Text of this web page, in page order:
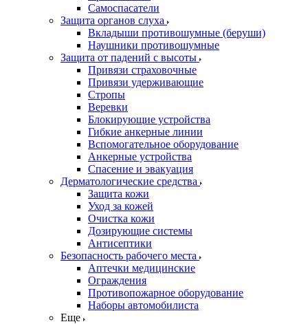
Самоспасатели
Защита органов слуха
Вкладыши противошумные (беруши)
Наушники противошумные
Защита от падений с высоты
Привязи страховочные
Привязи удерживающие
Стропы
Веревки
Блокирующие устройства
Гибкие анкерные линии
Вспомогательное оборудование
Анкерные устройства
Спасение и эвакуация
Дерматологические средства
Защита кожи
Уход за кожей
Очистка кожи
Дозирующие системы
Антисептики
Безопасность рабочего места
Аптечки медицинские
Ограждения
Противопожарное оборудование
Наборы автомобилиста
Еще